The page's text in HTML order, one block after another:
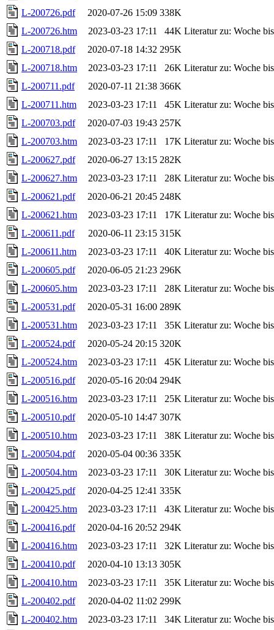
L-200726.pdf
2020-07-26 15:09 338K
L-200726.htm
2023-03-23 17:11 44K Literatur zu: Woche
L-200718.pdf
2020-07-18 14:32 295K
L-200718.htm
2023-03-23 17:11 26K Literatur zu: Woche
L-200711.pdf
2020-07-11 21:38 366K
L-200711.htm
2023-03-23 17:11 45K Literatur zu: Woche
L-200703.pdf
2020-07-03 19:43 257K
L-200703.htm
2023-03-23 17:11 17K Literatur zu: Woche
L-200627.pdf
2020-06-27 13:15 282K
L-200627.htm
2023-03-23 17:11 28K Literatur zu: Woche
L-200621.pdf
2020-06-21 20:45 248K
L-200621.htm
2023-03-23 17:11 17K Literatur zu: Woche
L-200611.pdf
2020-06-11 23:15 315K
L-200611.htm
2023-03-23 17:11 40K Literatur zu: Woche
L-200605.pdf
2020-06-05 21:23 296K
L-200605.htm
2023-03-23 17:11 28K Literatur zu: Woche
L-200531.pdf
2020-05-31 16:00 289K
L-200531.htm
2023-03-23 17:11 35K Literatur zu: Woche
L-200524.pdf
2020-05-24 20:15 320K
L-200524.htm
2023-03-23 17:11 45K Literatur zu: Woche
L-200516.pdf
2020-05-16 20:04 294K
L-200516.htm
2023-03-23 17:11 25K Literatur zu: Woche
L-200510.pdf
2020-05-10 14:47 307K
L-200510.htm
2023-03-23 17:11 38K Literatur zu: Woche
L-200504.pdf
2020-05-04 00:36 335K
L-200504.htm
2023-03-23 17:11 30K Literatur zu: Woche
L-200425.pdf
2020-04-25 12:41 335K
L-200425.htm
2023-03-23 17:11 43K Literatur zu: Woche
L-200416.pdf
2020-04-16 20:52 294K
L-200416.htm
2023-03-23 17:11 32K Literatur zu: Woche
L-200410.pdf
2020-04-10 13:13 305K
L-200410.htm
2023-03-23 17:11 35K Literatur zu: Woche
L-200402.pdf
2020-04-02 11:02 299K
L-200402.htm
2023-03-23 17:11 34K Literatur zu: Woche